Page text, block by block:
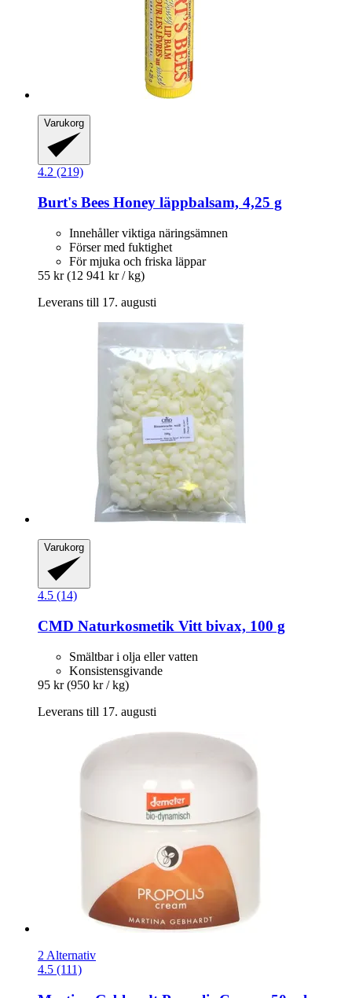
Varukorg
4.2 (219)
Burt's Bees Honey läppbalsam, 4,25 g
Innehåller viktiga näringsämnen
Förser med fuktighet
För mjuka och friska läppar
55 kr (12 941 kr / kg)
Leverans till 17. augusti
Varukorg
4.5 (14)
CMD Naturkosmetik Vitt bivax, 100 g
Smältbar i olja eller vatten
Konsistensgivande
95 kr (950 kr / kg)
Leverans till 17. augusti
2 Alternativ
4.5 (111)